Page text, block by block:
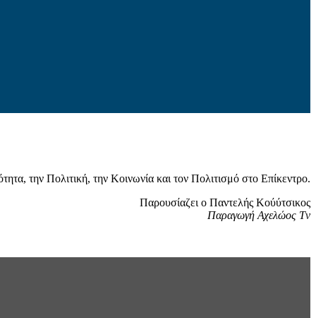
την Πολιτική, την Κοινωνία και τον Πολιτισμό στο Επίκεντρο.
Παρουσίαζει ο Παντελής Κούύτσικος
Παραγωγή Αχελώος Tv